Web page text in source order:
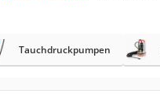
Tauchdruckpumpen